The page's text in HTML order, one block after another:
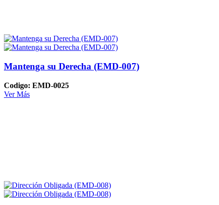
Mantenga su Derecha (EMD-007)
Codigo: EMD-0025
Ver Más